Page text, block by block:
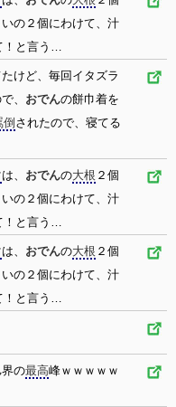
の２個にわけて、汁
！と言う…
けど、毎回イタズラ
、 おでんの餅巾着を
倒 されたので、寝てる
は、 おでんの大根 ２個
の２個にわけて、汁
！と言う…
は、 おでんの大根 ２個
の２個にわけて、汁
！と言う…
界の最高峰ｗｗｗｗｗ